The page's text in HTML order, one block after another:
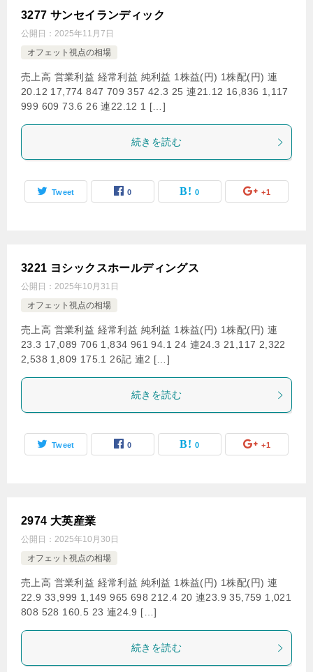
3277 サンセイランディック
公開日： 2025年11月7日
オフェット視点の相場
売上高 営業利益 経常利益 純利益 1株益(円) 1株配(円) 連
20.12 17,774 847 709 357 42.3 25 連21.12 16,836 1,117
999 609 73.6 26 連22.12 1 […]
続きを読む
Tweet 0 0 +1
3221 ヨシックスホールディングス
公開日： 2025年10月31日
オフェット視点の相場
売上高 営業利益 経常利益 純利益 1株益(円) 1株配(円) 連
23.3 17,089 706 1,834 961 94.1 24 連24.3 21,117 2,322
2,538 1,809 175.1 26記 連2 […]
続きを読む
Tweet 0 0 +1
2974 大英産業
公開日： 2025年10月30日
オフェット視点の相場
売上高 営業利益 経常利益 純利益 1株益(円) 1株配(円) 連
22.9 33,999 1,149 965 698 212.4 20 連23.9 35,759 1,021
808 528 160.5 23 連24.9 […]
続きを読む